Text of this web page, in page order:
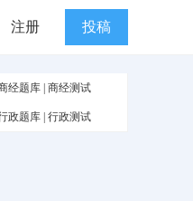
注册 投稿
经题库 商经测试
政题库 行政测试